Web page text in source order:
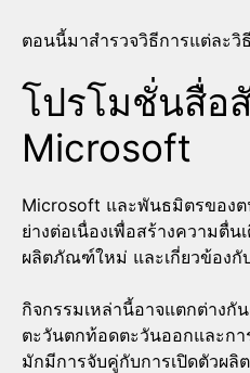
ตอนนี้มาสำรวจวิธีการแต่ละวิ
โปรโมชั่นสื่อ
Microsoft
Microsoft และพันธมิตรของ
ย่างต่อเนื่องเพื่อสร้างความตื่
ผลิตภัณฑ์ใหม่ และเกี่ยวข้องกั
กิจกรรมเหล่านี้อาจแตกต่างกั
ตะวันตกท้อดตะวันออกและก
มักมีการจับคู่กับการเปิดตัวผ